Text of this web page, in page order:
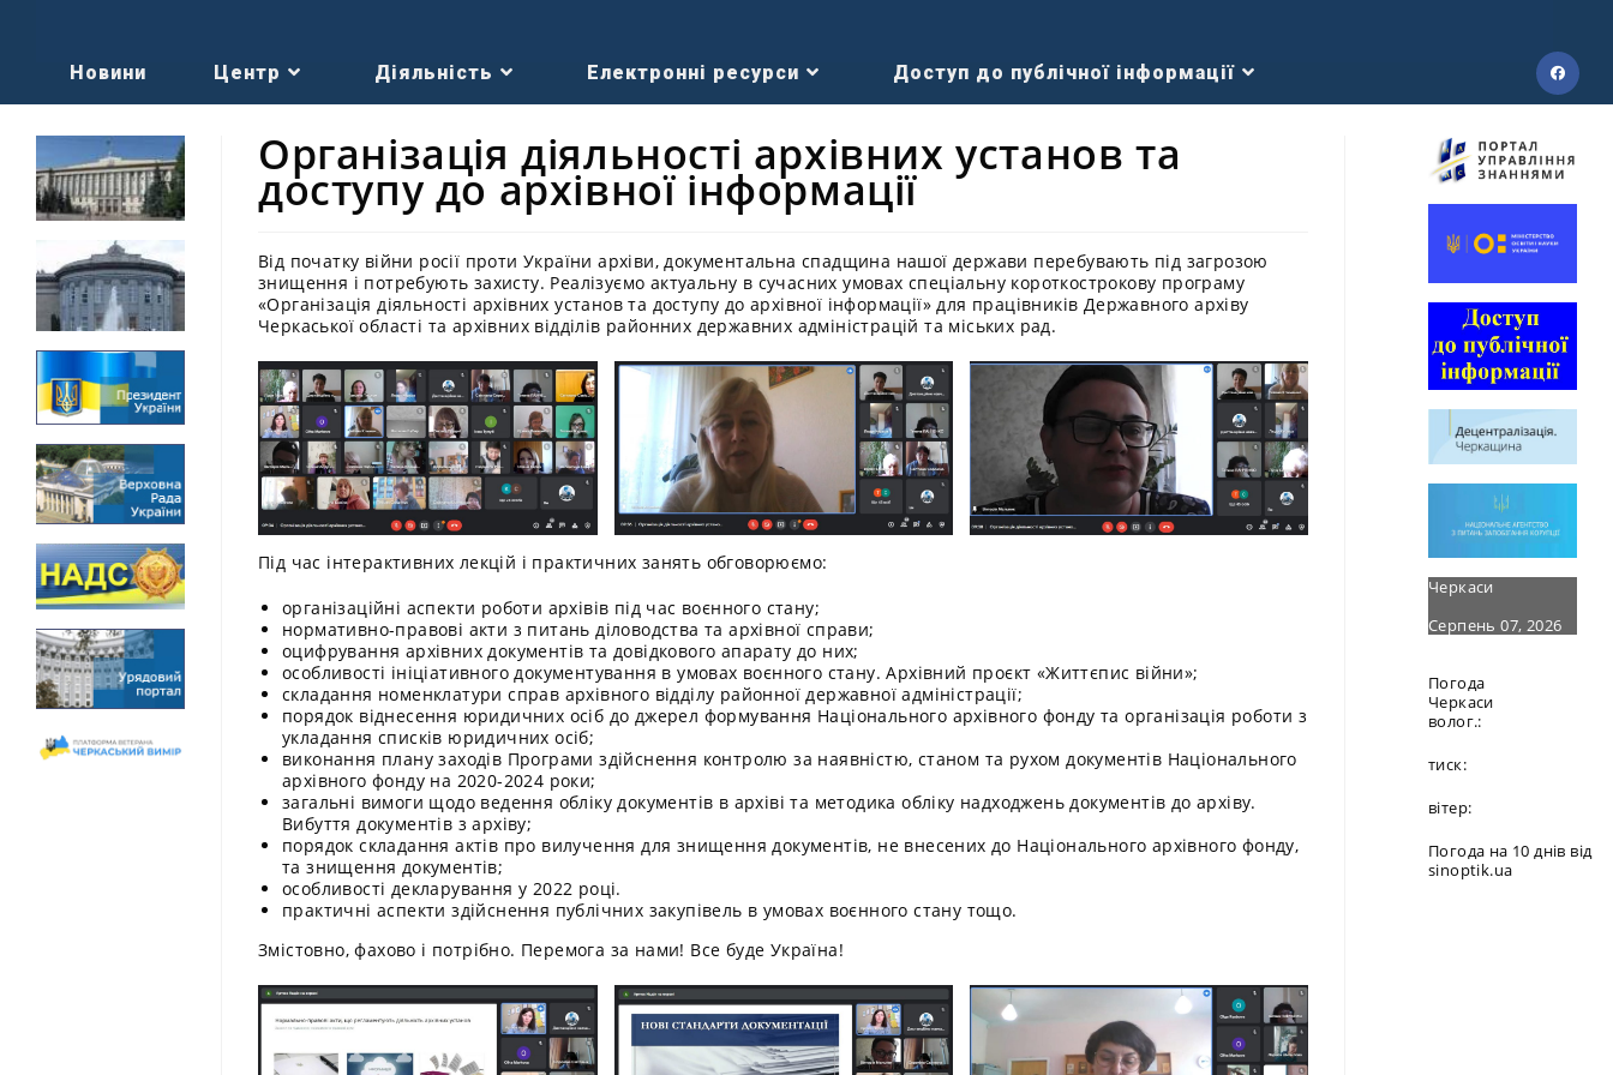
Новини Центр Діяльність Електронні ресурси Доступ до публічної інформації
Організація діяльності архівних установ та
доступу до архівної інформації
Від початку війни росії проти України архіви, документальна спадщина нашої держави перебувають під загрозою
знищення і потребують захисту. Реалізуємо актуальну в сучасних умовах спеціальну короткострокову програму
«Організація діяльності архівних установ та доступу до архівної інформації» для працівників Державного архіву
Черкаської області та архівних відділів районних державних адміністрацій та міських рад.
Під час інтерактивних лекцій і практичних занять обговорюємо:
організаційні аспекти роботи архівів під час воєнного стану;
нормативно-правові акти з питань діловодства та архівної справи;
оцифрування архівних документів та довідкового апарату до них;
особливості ініціативного документування в умовах воєнного стану. Архівний проєкт «Життєпис війни»;
складання номенклатури справ архівного відділу районної державної адміністрації;
порядок віднесення юридичних осіб до джерел формування Національного архівного фонду та організація роботи з
укладання списків юридичних осіб;
виконання плану заходів Програми здійснення контролю за наявністю, станом та рухом документів Національного
архівного фонду на 2020-2024 роки;
загальні вимоги щодо ведення обліку документів в архіві та методика обліку надходжень документів до архіву.
Вибуття документів з архіву;
порядок складання актів про вилучення для знищення документів, не внесених до Національного архівного фонду,
та знищення документів;
особливості декларування у 2022 році.
практичні аспекти здійснення публічних закупівель в умовах воєнного стану тощо.
Змістовно, фахово і потрібно. Перемога за нами! Все буде Україна!
Черкаси
Серпень 07, 2026
Погода
Черкаси
волог.:
тиск:
вітер:
Погода на 10 днів від
sinoptik.ua